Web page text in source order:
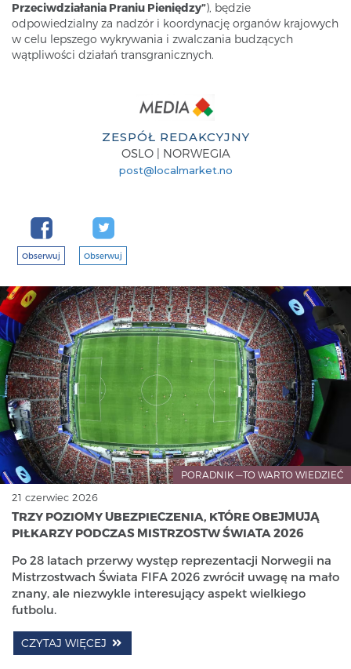
Przeciwdziałania Praniu Pieniędzy”), będzie
odpowiedzialny za nadzór i koordynację organów krajowych
w celu lepszego wykrywania i zwalczania budzących
wątpliwości działań transgranicznych.
ZESPÓŁ REDAKCYJNY
OSLO | NORWEGIA
post@localmarket.no
Obserwuj Obserwuj
PORADNIK —TO WARTO WIEDZIEĆ
21 czerwiec 2026
TRZY POZIOMY UBEZPIECZENIA, KTÓRE OBEJMUJĄ
PIŁKARZY PODCZAS MISTRZOSTW ŚWIATA 2026
Po 28 latach przerwy występ reprezentacji Norwegii na
Mistrzostwach Świata FIFA 2026 zwrócił uwagę na mało
znany, ale niezwykle interesujący aspekt wielkiego
futbolu.
CZYTAJ WIĘCEJ